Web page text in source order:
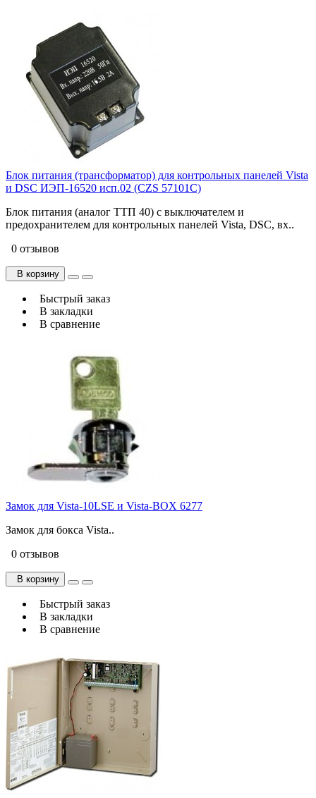
Блок питания (трансформатор) для контрольных панелей Vista
и DSC ИЭП-16520 исп.02 (CZS 57101C)
Блок питания (аналог ТТП 40) с выключателем и
предохранителем для контрольных панелей Vista, DSC, вх..
0 отзывов
В корзину
Быстрый заказ
В закладки
В сравнение
Замок для Vista-10LSE и Vista-BOX 6277
Замок для бокса Vista..
0 отзывов
В корзину
Быстрый заказ
В закладки
В сравнение